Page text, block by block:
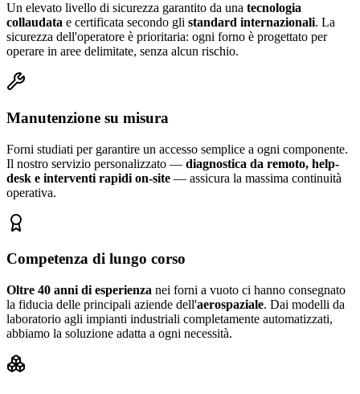
Un elevato livello di sicurezza garantito da una tecnologia
collaudata e certificata secondo gli standard internazionali. La
sicurezza dell'operatore è prioritaria: ogni forno è progettato per
operare in aree delimitate, senza alcun rischio.
Manutenzione su misura
Forni studiati per garantire un accesso semplice a ogni componente.
Il nostro servizio personalizzato — diagnostica da remoto, help-
desk e interventi rapidi on-site — assicura la massima continuità
operativa.
Competenza di lungo corso
Oltre 40 anni di esperienza nei forni a vuoto ci hanno consegnato
la fiducia delle principali aziende dell'aerospaziale. Dai modelli da
laboratorio agli impianti industriali completamente automatizzati,
abbiamo la soluzione adatta a ogni necessità.